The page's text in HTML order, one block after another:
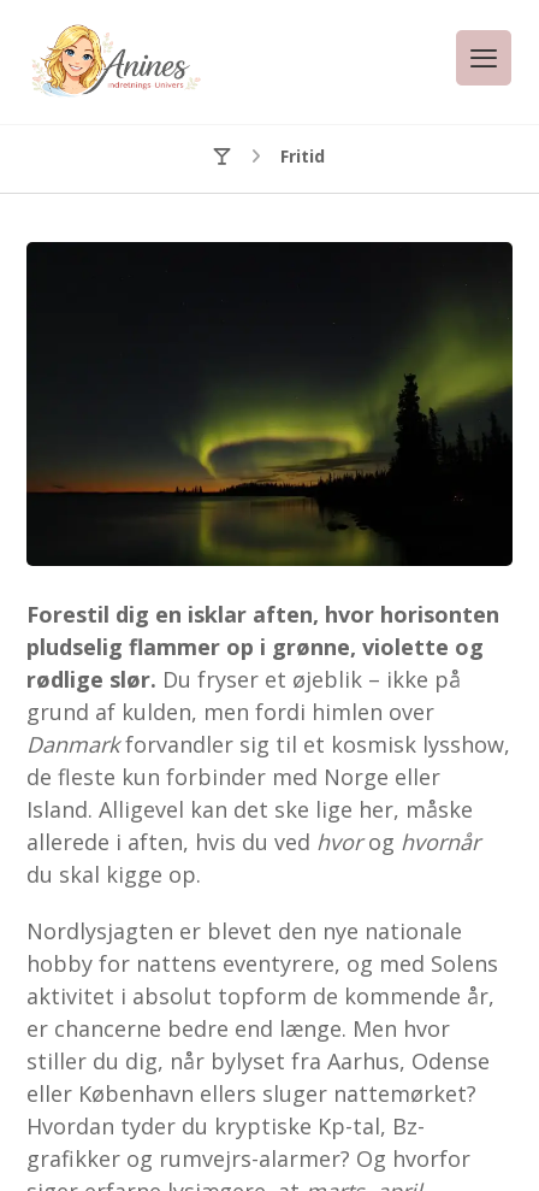
Fritid
Forestil dig en isklar aften, hvor horisonten
pludselig flammer op i grønne, violette og
rødlige slør. Du fryser et øjeblik – ikke på
grund af kulden, men fordi himlen over
Danmarkforvandler sig til et kosmisk lysshow,
de fleste kun forbinder med Norge eller
Island. Alligevel kan det ske lige her, måske
allerede i aften, hvis du ved hvorog hvornår
du skal kigge op.
Nordlysjagten er blevet den nye nationale
hobby for nattens eventyrere, og med Solens
aktivitet i absolut topform de kommende år,
er chancerne bedre end længe. Men hvor
stiller du dig, når bylyset fra Aarhus, Odense
eller København ellers sluger nattemørket?
Hvordan tyder du kryptiske Kp-tal, Bz-
grafikker og rumvejrs-alarmer? Og hvorfor